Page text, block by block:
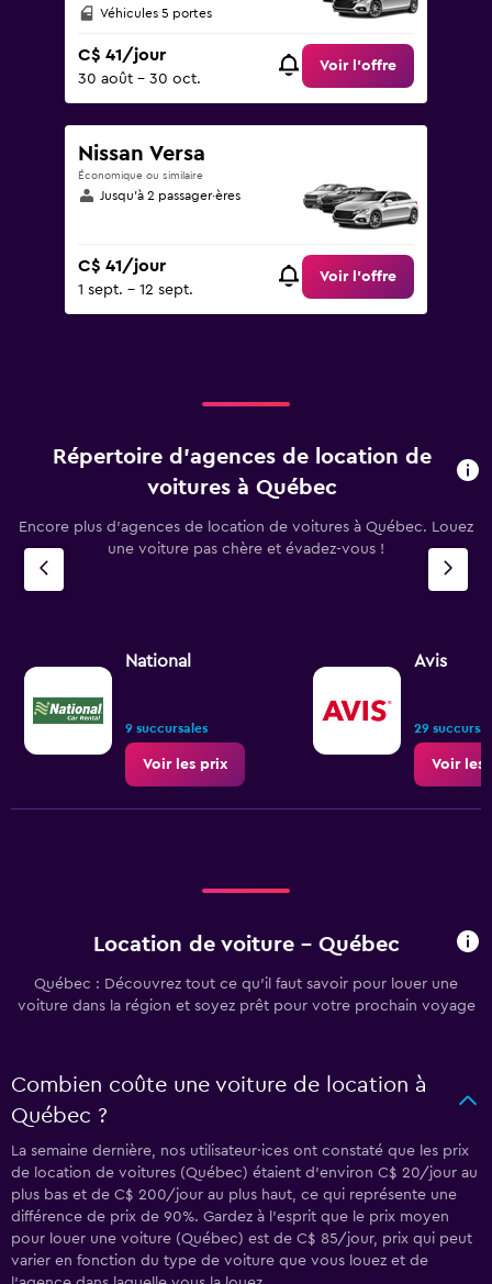
Véhicules 5 portes
C$ 41/jour
30 août - 30 oct.
Voir l’offre
Nissan Versa
Économique ou similaire
Jusqu’à 2 passager·ères
C$ 41/jour
1 sept. - 12 sept.
Voir l’offre
Répertoire d’agences de location de
voitures à Québec
Encore plus d’agences de location de voitures à Québec. Louez
une voiture pas chère et évadez-vous !
National
9 succursales
Voir les prix
Avis
29
Voir les
Location de voiture - Québec
Québec : Découvrez tout ce qu’il faut savoir pour louer une
voiture dans la région et soyez prêt pour votre prochain voyage
Combien coûte une voiture de location à
Québec ?
La semaine dernière, nos utilisateur·ices ont constaté que les prix
de location de voitures (Québec) étaient d’environ C$ 20/jour au
plus bas et de C$ 200/jour au plus haut, ce qui représente une
différence de prix de 90%. Gardez à l’esprit que le prix moyen
pour louer une voiture (Québec) est de C$ 85/jour, prix qui peut
varier en fonction du type de voiture que vous louez et de